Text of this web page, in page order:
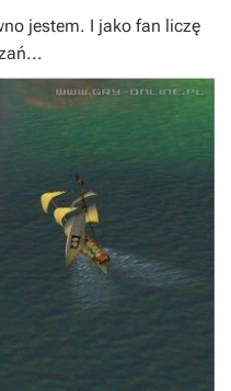
jestem. I jako fan liczę